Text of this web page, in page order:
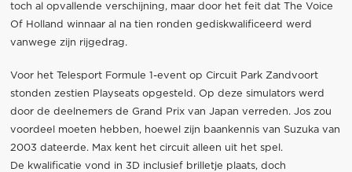
toch al opvallende verschijning, maar door het feit dat The Voice
Of Holland winnaar al na tien ronden gediskwalificeerd werd
vanwege zijn rijgedrag.
Voor het Telesport Formule 1-event op Circuit Park Zandvoort
stonden zestien Playseats opgesteld. Op deze simulators werd
door de deelnemers de Grand Prix van Japan verreden. Jos zou
voordeel moeten hebben, hoewel zijn baankennis van Suzuka van
2003 dateerde. Max kent het circuit alleen uit het spel.
De kwalificatie vond in 3D inclusief brilletje plaats, doch